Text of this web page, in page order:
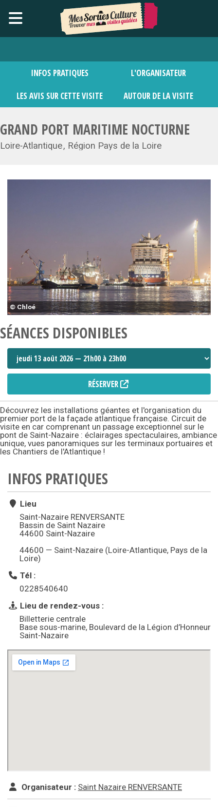
INFOS PRATIQUES L'ORGANISATEUR
LES AVIS SUR CETTE VISITE AUTOUR DE LA VISITE
GRAND PORT MARITIME NOCTURNE
Loire-Atlantique Région Pays de la Loire
© Chloé
SÉANCES DISPONIBLES
RÉSERVER
Découvrez les installations géantes et l'organisation du
premier port de la façade atlantique française. Circuit de
visite en car comprenant un passage exceptionnel sur le
pont de Saint-Nazaire : éclairages spectaculaires, ambiance
unique, vues panoramiques sur les terminaux portuaires et
les Chantiers de l'Atlantique !
INFOS PRATIQUES
Lieu
Saint-Nazaire RENVERSANTE
Bassin de Saint Nazaire
44600 Saint-Nazaire
44600 — Saint-Nazaire (Loire-Atlantique, Pays de la
Loire)
Tél :
0228540640
Lieu de rendez-vous :
Billetterie centrale
Base sous-marine, Boulevard de la Légion d’Honneur
Saint-Nazaire
Organisateur : Saint Nazaire RENVERSANTE